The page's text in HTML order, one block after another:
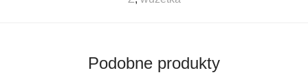
Podobne produkty